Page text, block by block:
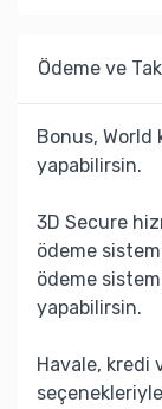
Ödeme ve
Bonus,
yapabilirsin.
3D Secure
ödeme
ödeme
yapabilirsin.
Havale, kredi